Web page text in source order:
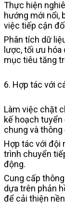
Thực hiện
hướng mới nổi,
việc tiếp cận
Phân tích dữ
lược, tối ưu
mục tiêu tăng
6. Hợp tác với
Làm việc chặt
kế hoạch
chung và
Hợp tác với đội
trình chuyển
động.
Cung cấp
dựa trên phản
để cải thiện